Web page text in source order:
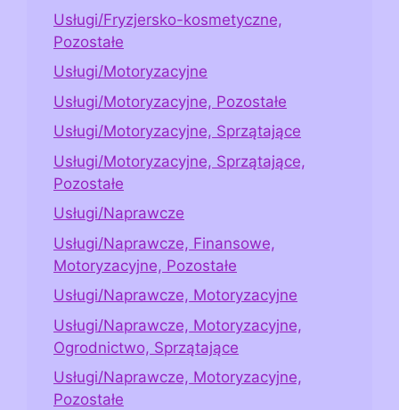
Usługi/Fryzjersko-kosmetyczne,
Pozostałe
Usługi/Motoryzacyjne
Usługi/Motoryzacyjne, Pozostałe
Usługi/Motoryzacyjne, Sprzątające
Usługi/Motoryzacyjne, Sprzątające,
Pozostałe
Usługi/Naprawcze
Usługi/Naprawcze, Finansowe,
Motoryzacyjne, Pozostałe
Usługi/Naprawcze, Motoryzacyjne
Usługi/Naprawcze, Motoryzacyjne,
Ogrodnictwo, Sprzątające
Usługi/Naprawcze, Motoryzacyjne,
Pozostałe